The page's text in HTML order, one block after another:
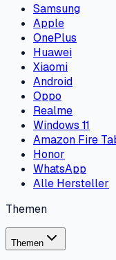
Samsung
Apple
OnePlus
Huawei
Xiaomi
Android
Oppo
Realme
Windows 11
Amazon Fire
Honor
WhatsApp
Alle Hersteller
Themen
Themen